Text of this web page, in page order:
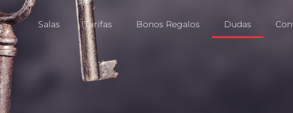
Salas Tarifas Bonos Regalos Dudas